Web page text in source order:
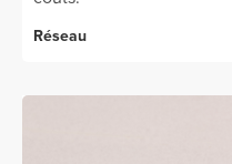
Réseau